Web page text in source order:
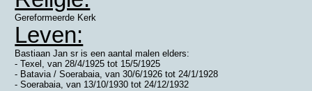
Gereformeerde Kerk
Leven:
Bastiaan Jan sr is een aantal malen elders:
- Texel, van 28/4/1925 tot 15/5/1925
- Batavia / Soerabaia, van 30/6/1926 tot 24/1/1928
- Soerabaia, van 13/10/1930 tot 24/12/1932